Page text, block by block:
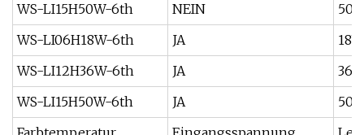
WS-LI15H50W-6th
NEIN
WS-LI06H18W-6th
JA
18W
WS-LI12H36W-6th
JA
WS-LI15H50W-6th
JA